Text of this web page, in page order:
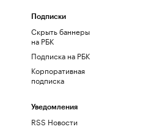
Подписки
Скрыть баннеры
на РБК
Подписка на РБК
Корпоративная
подписка
Уведомления
RSS Новости